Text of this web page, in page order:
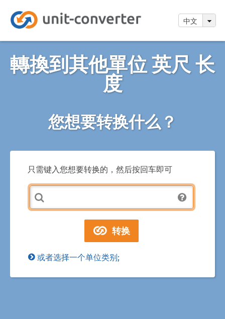
中文
轉換到其他單位 英尺 长
度
您想要转换什么？
只需键入您想要转换的，然后按回车即可
或者选择一个单位类别;